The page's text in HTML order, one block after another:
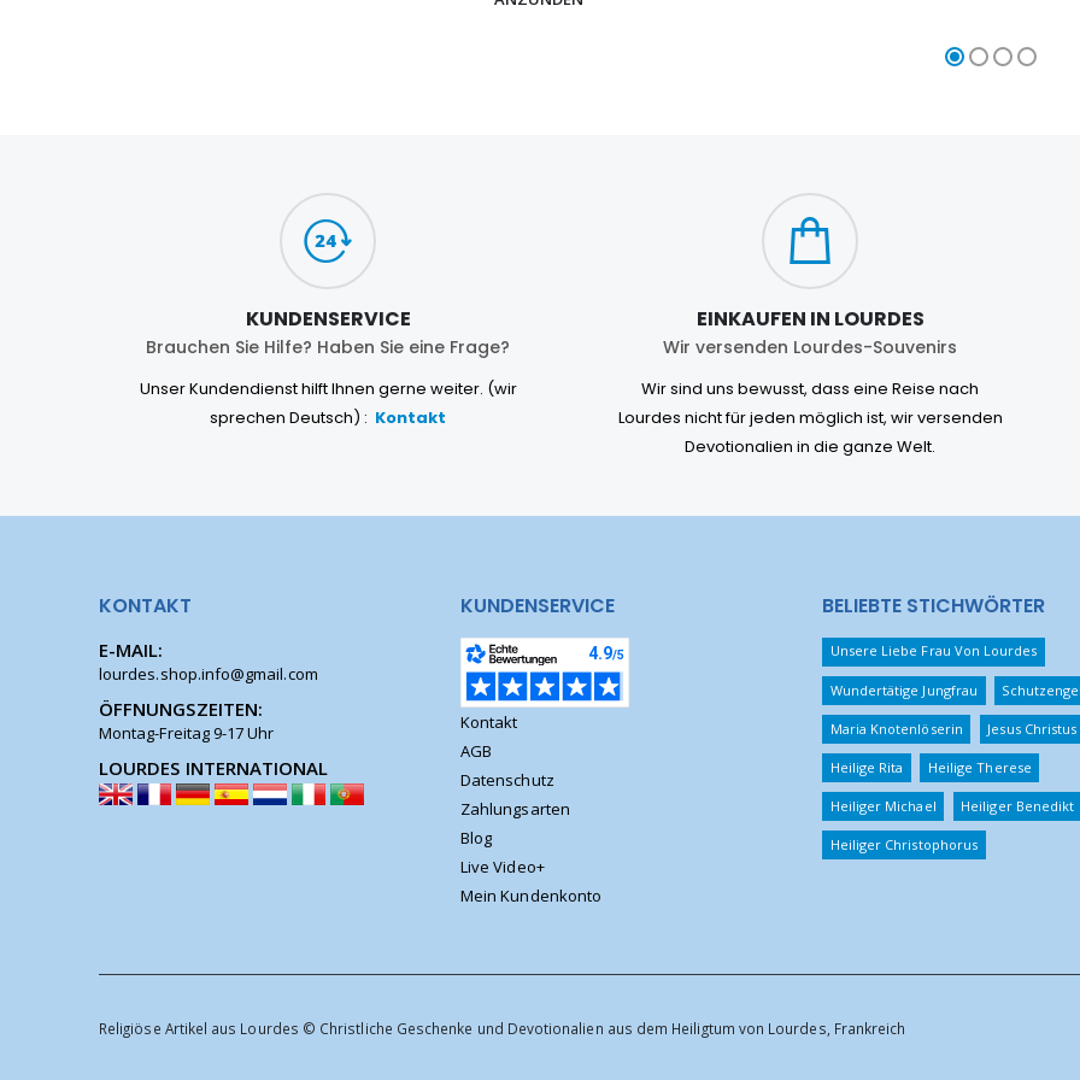
KUNDENSERVICE
Brauchen Sie Hilfe? Haben Sie eine Frage?
Unser Kundendienst hilft Ihnen gerne weiter. (wir
sprechen Deutsch) : Kontakt
EINKAUFEN IN LOURDES
Wir versenden Lourdes-Souvenirs
Wir sind uns bewusst, dass eine Reise nach
Lourdes nicht für jeden möglich ist, wir versenden
Devotionalien in die ganze Welt.
KONTAKT
E-MAIL:
lourdes.shop.info@gmail.com
ÖFFNUNGSZEITEN:
Montag-Freitag 9-17 Uhr
LOURDES INTERNATIONAL
KUNDENSERVICE
Kontakt
AGB
Datenschutz
Zahlungsarten
Blog
Live Video+
Mein Kundenkonto
BELIEBTE STICHWÖRTER
Unsere Liebe Frau Von Lourdes
Wundertätige Jungfrau Schutzengel
Maria Knotenlöserin Jesus Christus
Heilige Rita Heilige Therese
Heiliger Michael Heiliger Benedikt
Heiliger Christophorus
Religiöse Artikel aus Lourdes © Christliche Geschenke und Devotionalien aus dem Heiligtum von Lourdes, Frankreich